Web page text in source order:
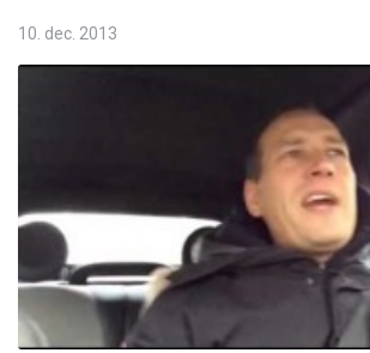
10. dec. 2013